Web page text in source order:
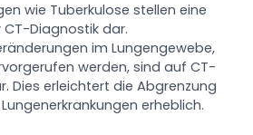
wie Tuberkulose stellen eine
Diagnostik dar.
im Lungengewebe,
werden, sind auf CT-
Dies erleichtert die Abgrenzung
erheblich.